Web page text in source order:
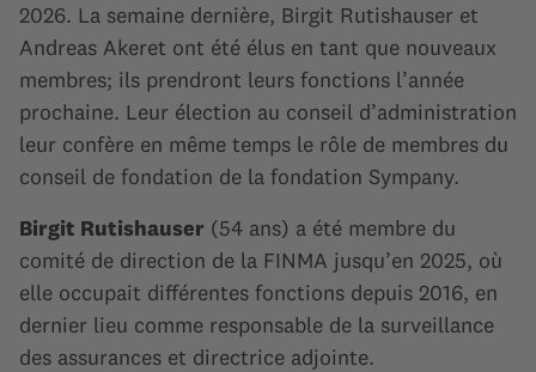
2026. La semaine dernière, Birgit Rutishauser et
Andreas Akeret ont été élus en tant que nouveaux
membres; ils prendront leurs fonctions l’année
prochaine. Leur élection au conseil d’administration
leur confère en même temps le rôle de membres du
conseil de fondation de la fondation Sympany.
Birgit Rutishauser (54 ans) a été membre du
comité de direction de la FINMA jusqu’en 2025, où
elle occupait différentes fonctions depuis 2016, en
dernier lieu comme responsable de la surveillance
des assurances et directrice adjointe.